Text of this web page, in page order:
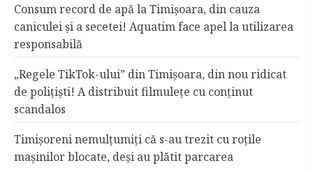
Consum record de apă la Timişoara, din cauza
caniculei şi a secetei! Aquatim face apel la utilizarea
responsabilă
„Regele TikTok-ului” din Timişoara, din nou ridicat
de poliţişti! A distribuit filmuleţe cu conţinut
scandalos
Timişoreni nemulţumiţi că s-au trezit cu roţile
maşinilor blocate, deşi au plătit parcarea